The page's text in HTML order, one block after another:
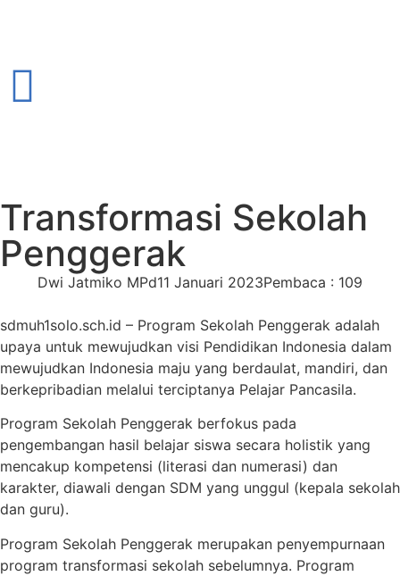
Transformasi Sekolah
Penggerak
Dwi Jatmiko MPd11 Januari 2023Pembaca : 109
sdmuh1solo.sch.id – Program Sekolah Penggerak adalah
upaya untuk mewujudkan visi Pendidikan Indonesia dalam
mewujudkan Indonesia maju yang berdaulat, mandiri, dan
berkepribadian melalui terciptanya Pelajar Pancasila.
Program Sekolah Penggerak berfokus pada
pengembangan hasil belajar siswa secara holistik yang
mencakup kompetensi (literasi dan numerasi) dan
karakter, diawali dengan SDM yang unggul (kepala sekolah
dan guru).
Program Sekolah Penggerak merupakan penyempurnaan
program transformasi sekolah sebelumnya. Program